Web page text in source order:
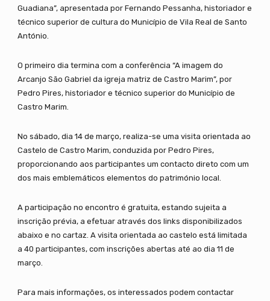
Guadiana”, apresentada por Fernando Pessanha, historiador e
técnico superior de cultura do Município de Vila Real de Santo
António.
O primeiro dia termina com a conferência “A imagem do
Arcanjo São Gabriel da igreja matriz de Castro Marim”, por
Pedro Pires, historiador e técnico superior do Município de
Castro Marim.
No sábado, dia 14 de março, realiza-se uma visita orientada ao
Castelo de Castro Marim, conduzida por Pedro Pires,
proporcionando aos participantes um contacto direto com um
dos mais emblemáticos elementos do património local.
A participação no encontro é gratuita, estando sujeita a
inscrição prévia, a efetuar através dos links disponibilizados
abaixo e no cartaz. A visita orientada ao castelo está limitada
a 40 participantes, com inscrições abertas até ao dia 11 de
março.
Para mais informações, os interessados podem contactar